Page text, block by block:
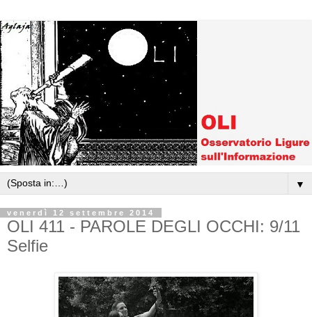
▼
venerdì 12 settembre 2014
OLI 411 - PAROLE DEGLI OCCHI: 9/11
Selfie